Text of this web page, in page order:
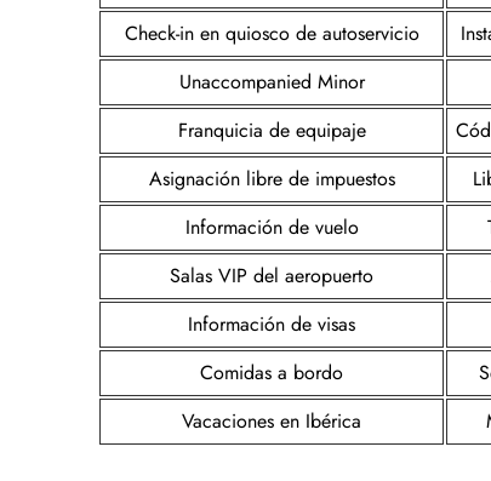
Check-in en quiosco de autoservicio
Unaccompanied Minor
Franquicia de equipaje
Asignación libre de impuestos
Información de vuelo
Salas VIP del aeropuerto
Información de visas
Comidas a bordo
Vacaciones en Ibérica